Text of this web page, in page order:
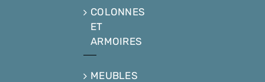
COLONNES
ET
ARMOIRES
MEUBLES